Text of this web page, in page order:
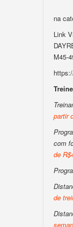
na
Link
M45-
partir
com
de
de